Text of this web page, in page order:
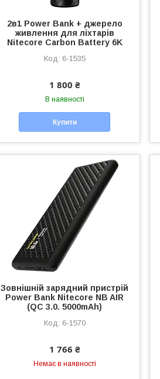
2в1 Power Bank + джерело
живлення для ліхтарів
Nitecore Carbon Battery 6K
6-1535
1 800 ₴
В наявності
Купити
Зовнішній зарядний пристрій
Power Bank Nitecore NB AIR
(QC 3.0. 5000mAh)
6-1570
1 766 ₴
Немає в наявності